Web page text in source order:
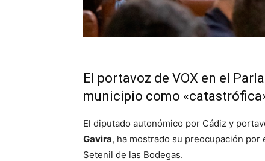
El portavoz de VOX en el
municipio como
El diputado autonómico por Cádiz y
Gavira, ha mostrado su preocupación
Setenil de las Bodegas.